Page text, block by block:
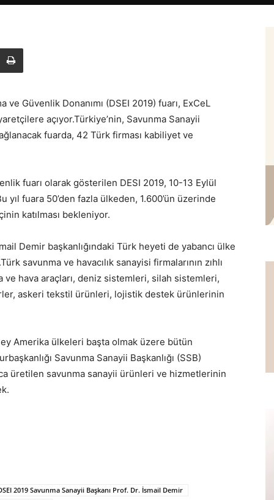
Güvenlik Donanımı (DSEI 2019) fuarı, ExCeL
açıyor.Türkiye’nin, Savunma Sanayii
fuarda, 42 Türk firması kabiliyet ve
fuarı olarak gösterilen DESI 2019, 10-13 Eylül
fuara 50’den fazla ülkeden, 1.600’ün üzerinde
katılması bekleniyor.
Demir başkanlığındaki Türk heyeti de yabancı ülke
savunma ve havacılık sanayisi firmalarının zıhlı
ve hava araçları, deniz sistemleri, silah sistemleri,
askeri tekstil ürünleri, lojistik destek ürünlerinin
Amerika ülkeleri başta olmak üzere bütün
Savunma Sanayii Başkanlığı (SSB)
üretilen savunma sanayii ürünleri ve hizmetlerinin
2019 Savunma Sanayii Başkanı Prof. Dr. İsmail Demir